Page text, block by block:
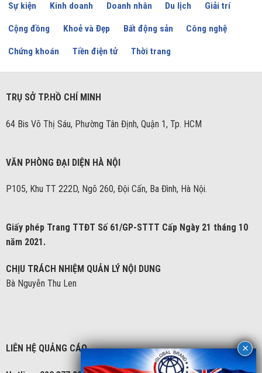
Sự kiện Kinh doanh Doanh nhân Du lịch Giải trí
Cộng đồng Khoẻ và Đẹp Bất động sản Công nghệ
Chứng khoán Tiền điện tử Thời trang
TRỤ SỞ TP.HỒ CHÍ MINH
64 Bis Võ Thị Sáu, Phường Tân Định, Quận 1, Tp. HCM
VĂN PHÒNG ĐẠI DIỆN HÀ NỘI
P105, Khu TT 222D, Ngõ 260, Đội Cấn, Ba Đình, Hà Nội.
Giấy phép Trang TTĐT Số 61/GP-STTT Cấp Ngày 21 tháng 10
năm 2021.
CHỊU TRÁCH NHIỆM QUẢN LÝ NỘI DUNG
Bà Nguyễn Thu Len
LIÊN HỆ QUẢNG CÁO